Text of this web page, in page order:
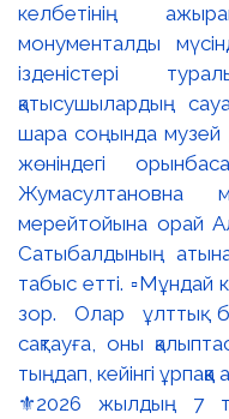
⚜️2026 жылдың 7